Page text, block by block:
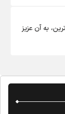
به آن عزیز